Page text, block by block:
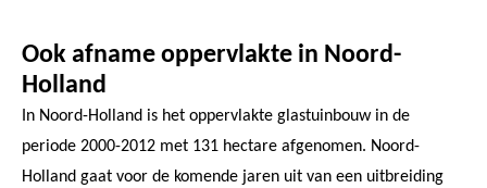
Ook afname oppervlakte in Noord-
Holland
In Noord-Holland is het oppervlakte glastuinbouw in de
periode 2000-2012 met 131 hectare afgenomen. Noord-
Holland gaat voor de komende jaren uit van een uitbreiding